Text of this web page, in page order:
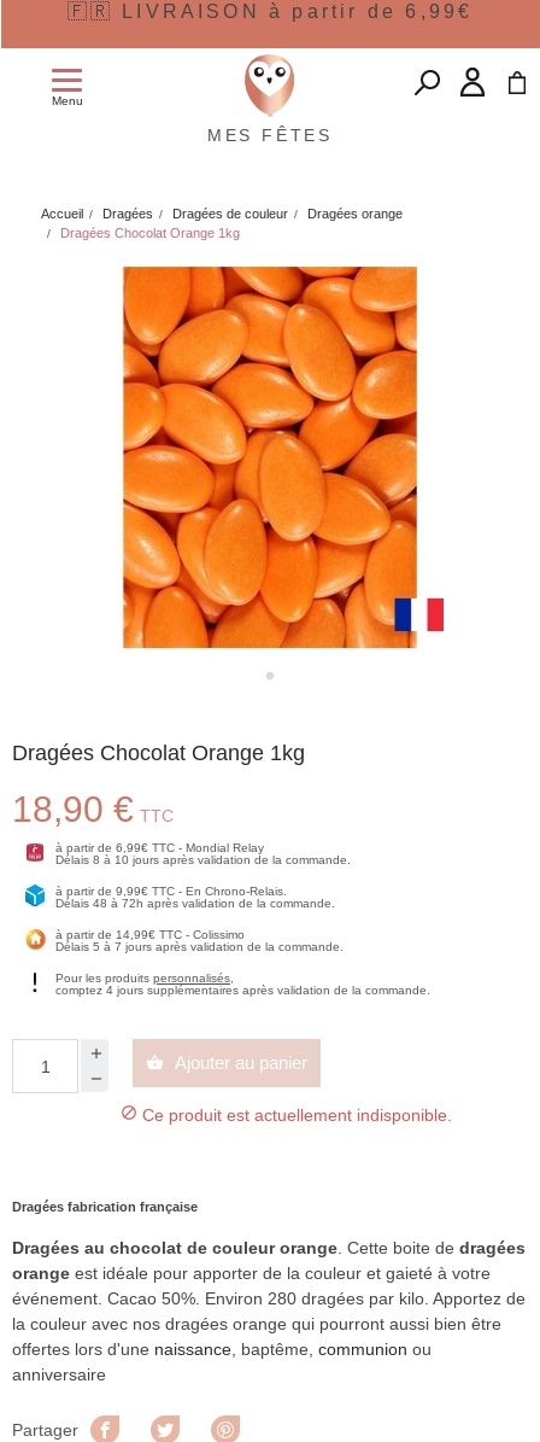
🇫🇷 LIVRAISON à partir de 6,99€
Menu
MES FÊTES
Accueil Dragées Dragées de couleur
Dragées orange
Dragées Chocolat Orange 1kg
Dragées Chocolat Orange 1kg
18,90 € TTC
à partir de 6,99€ TTC - Mondial Relay
Délais 8 à 10 jours après validation de la commande.
à partir de 9,99€ TTC - En Chrono-Relais.
Délais 48 à 72h après validation de la commande.
à partir de 14,99€ TTC - Colissimo
Délais 5 à 7 jours après validation de la commande.
Pour les produits personnalisés
comptez 4 jours supplémentaires après validation de la commande.
 Ajouter au panier
 Ce produit est actuellement indisponible.
Dragées fabrication française
Dragées au chocolat de couleur orange . Cette boite de dragées
orange est idéale pour apporter de la couleur et gaieté à votre
événement. Cacao 50%. Environ 280 dragées par kilo. Apportez de
la couleur avec nos dragées orange qui pourront aussi bien être
offertes lors d'une naissance , baptême, communion ou
anniversaire
Partager Partager Tweet